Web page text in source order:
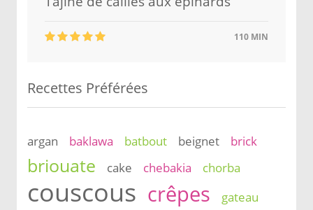
110 MIN
Recettes Préférées
argan baklawa batbout beignet brick
briouate cake chebakia chorba
couscous crêpes
gateau